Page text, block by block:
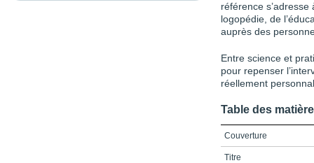
référence
logopédie, de
auprès des
Entre science et
pour repenser
réellement
Table des
Couverture
Titre